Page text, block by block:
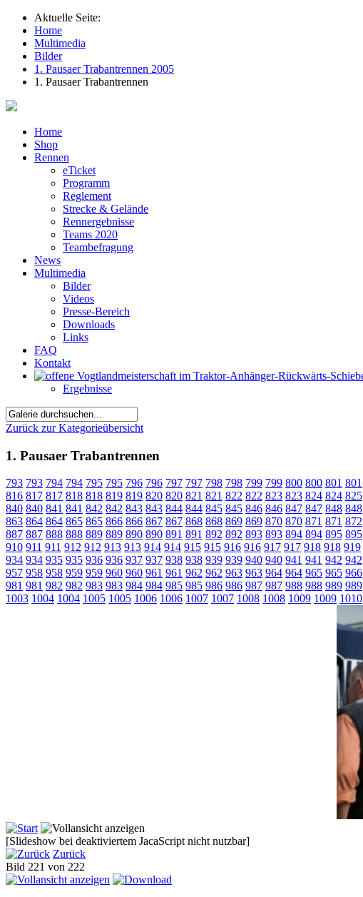
Aktuelle Seite:
Home
Multimedia
Bilder
1. Pausaer Trabantrennen 2005
1. Pausaer Trabantrennen
Home
Shop
Rennen
eTicket
Programm
Reglement
Strecke & Gelände
Rennergebnisse
Teams 2020
Teambefragung
News
Multimedia
Bilder
Videos
Presse-Bereich
Downloads
Links
FAQ
Kontakt
Ergebnisse
Zurück zur Kategorieübersicht
1. Pausaer Trabantrennen
793 793 794 794 795 795 796 796 797 797 798 798 799 799 800 800 801 801
816 817 817 818 818 819 819 820 820 821 821 822 822 823 823 824 824 825
840 840 841 841 842 842 843 843 844 844 845 845 846 846 847 847 848 848
863 864 864 865 865 866 866 867 867 868 868 869 869 870 870 871 871 872
887 887 888 888 889 889 890 890 891 891 892 892 893 893 894 894 895 895
910 911 911 912 912 913 913 914 914 915 915 916 916 917 917 918 918 919
934 934 935 935 936 936 937 937 938 938 939 939 940 940 941 941 942 942
957 958 958 959 959 960 960 961 961 962 962 963 963 964 964 965 965 966
981 981 982 982 983 983 984 984 985 985 986 986 987 987 988 988 989 989
1003 1004 1004 1005 1005 1006 1006 1007 1007 1008 1008 1009 1009 1010
[Slideshow bei deaktiviertem JacaScript nicht nutzbar]
Zurück
Bild 221 von 222